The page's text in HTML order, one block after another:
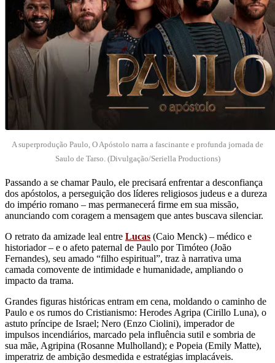
A superprodução Paulo, O Apóstolo narra a fascinante e profunda jornada de
Saulo de Tarso. (Divulgação/Seriella Productions)
Passando a se chamar Paulo, ele precisará enfrentar a desconfiança
dos apóstolos, a perseguição dos líderes religiosos judeus e a dureza
do império romano – mas permanecerá firme em sua missão,
anunciando com coragem a mensagem que antes buscava silenciar.
O retrato da amizade leal entre Lucas (Caio Menck) – médico e
historiador – e o afeto paternal de Paulo por Timóteo (João
Fernandes), seu amado “filho espiritual”, traz à narrativa uma
camada comovente de intimidade e humanidade, ampliando o
impacto da trama.
Grandes figuras históricas entram em cena, moldando o caminho de
Paulo e os rumos do Cristianismo: Herodes Agripa (Cirillo Luna), o
astuto príncipe de Israel; Nero (Enzo Ciolini), imperador de
impulsos incendiários, marcado pela influência sutil e sombria de
sua mãe, Agripina (Rosanne Mulholland); e Popeia (Emily Matte),
imperatriz de ambição desmedida e estratégias implacáveis.